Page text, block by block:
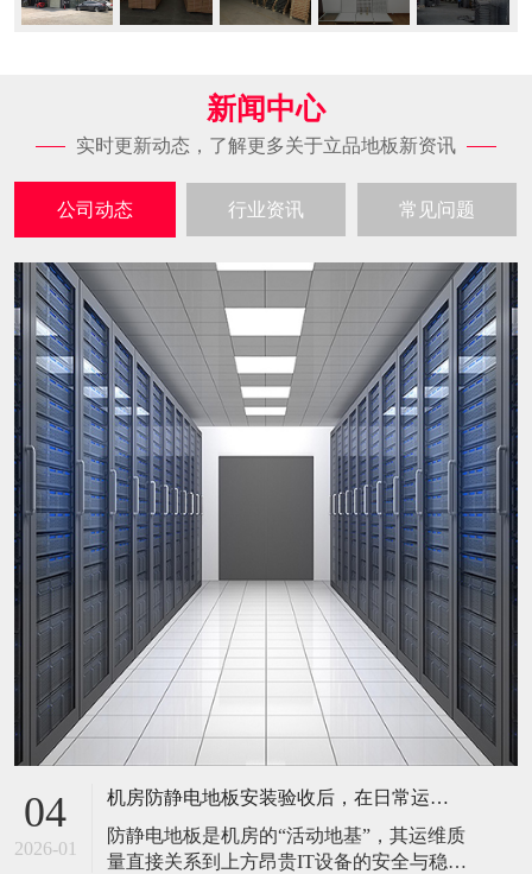
新闻中心
实时更新动态，了解更多关于立品地板新资讯
公司动态 行业资讯 常见问题
04
2026-01
机房防静电地板安装验收后，在日常运维中常常被忽视。请问，一套规范的、可操作的维护规程应包含哪些内容？有哪些“小问题”若不及时处理，会演变成“大故障”？
防静电地板是机房的“活动地基”，其运维质
量直接关系到上方昂贵IT设备的安全与稳